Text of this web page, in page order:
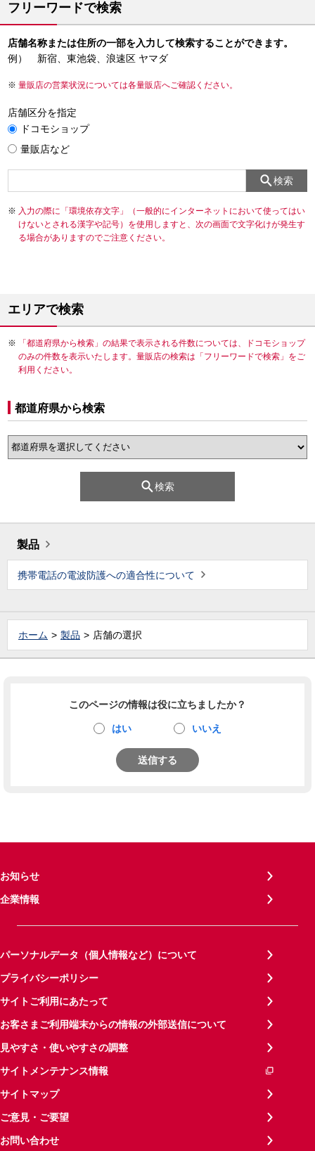
フリーワードで検索
店舗名称または住所の一部を入力して検索することができます。
例） 新宿、東池袋、浪速区 ヤマダ
量販店の営業状況については各量販店へご確認ください。
店舗区分を指定
ドコモショップ
量販店など
検索
入力の際に「環境依存文字」（一般的にインターネットにおいて使ってはい
けないとされる漢字や記号）を使用しますと、次の画面で文字化けが発生す
る場合がありますのでご注意ください。
エリアで検索
「都道府県から検索」の結果で表示される件数については、ドコモショップ
のみの件数を表示いたします。量販店の検索は「フリーワードで検索」をご
利用ください。
都道府県から検索
検索
製品
携帯電話の電波防護への適合性について
ホーム 製品 店舗の選択
このページの情報は役に立ちましたか？
はい いいえ
送信する
お知らせ
企業情報
パーソナルデータ（個人情報など）について
プライバシーポリシー
サイトご利用にあたって
お客さまご利用端末からの情報の外部送信について
見やすさ・使いやすさの調整
サイトメンテナンス情報
サイトマップ
ご意見・ご要望
お問い合わせ